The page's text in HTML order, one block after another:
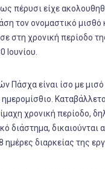
πέρυσι είχε
τον ονομαστικό
στη χρονική περίοδο
Ιουνίου.
Πάσχα είναι ίσο με
χρονική περίοδο,
διάστημα, δικαιούνται
ημέρες διαρκείας της